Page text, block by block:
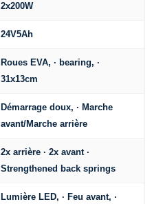
2x200W
24V5Ah
Roues EVA, · bearing, ·
31x13cm
Démarrage doux, · Marche
avant/Marche arrière
2x arrière · 2x avant ·
Strengthened back springs
Lumière LED, · Feu avant, ·